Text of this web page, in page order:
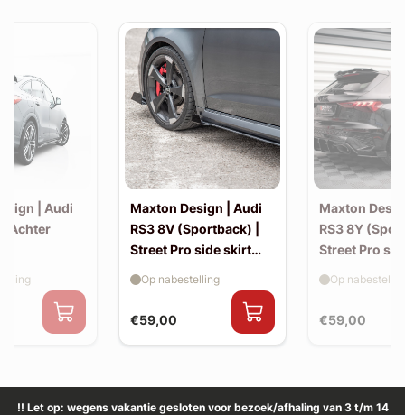
| Audi
| Achter
Maxton Design | Audi
RS3 8V (Sportback) |
Street Pro side skirt
€59,00
Op nabestelling
Maxton
RS3 8Y
Street Pro
€59,00
Op
!! Let op: wegens vakantie gesloten voor bezoek/afhaling van 3 t/m 14